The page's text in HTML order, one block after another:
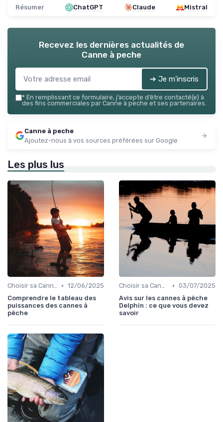
Résumer ChatGPT Claude Mistral
Recevez les dernières actualités de
Canne à peche
➔ Je m'inscris
* En remplissant ce formulaire, j’accepte d’être contacté(e) à
des fins commerciales par Canne à peche et ses partenaires.
Canne à peche
Ajoutez-nous à vos sources préférées sur Google
Les plus lus
Choisir sa Canne et son Équipement • 12/06/2025
Comprendre le tableau des
puissances des cannes à
pêche
Choisir sa Canne et son Équipement • 03/07/2025
Avis sur les cannes à pêche
Delphin : ce que vous devez
savoir